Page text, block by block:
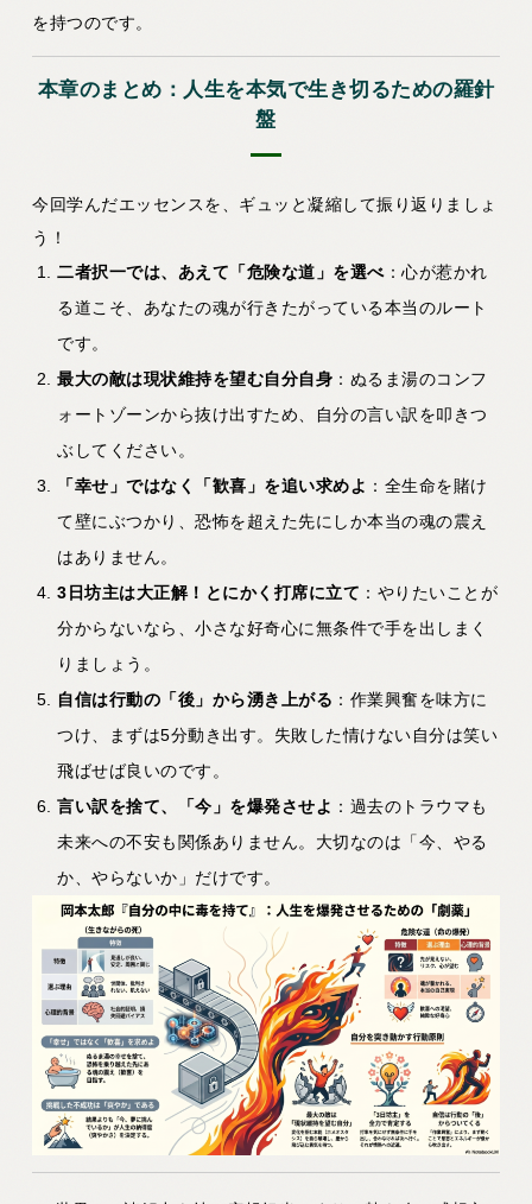
を持つのです。
本章のまとめ：人生を本気で生き切るための羅針
盤
今回学んだエッセンスを、ギュッと凝縮して振り返りましょ
う！
二者択一では、あえて「危険な道」を選べ：心が惹かれ
る道こそ、あなたの魂が行きたがっている本当のルート
です。
最大の敵は現状維持を望む自分自身 ：ぬるま湯のコンフ
ォートゾーンから抜け出すため、自分の言い訳を叩きつ
ぶしてください。
「幸せ」ではなく「歓喜」を追い求めよ ：全生命を賭け
て壁にぶつかり、恐怖を超えた先にしか本当の魂の震え
はありません。
3日坊主は大正解！とにかく打席に立て ：やりたいことが
分からないなら、小さな好奇心に無条件で手を出しまく
りましょう。
自信は行動の「後」から湧き上がる ：作業興奮を味方に
つけ、まずは5分動き出す。失敗した情けない自分は笑い
飛ばせば良いのです。
言い訳を捨て、「今」を爆発させよ ：過去のトラウマも
未来への不安も関係ありません。大切なのは「今、やる
か、やらないか」だけです。